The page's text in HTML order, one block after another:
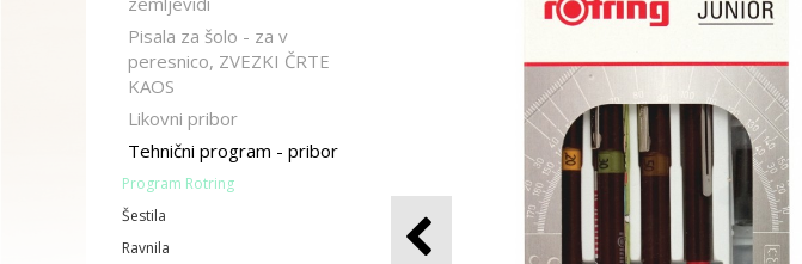
Pisala za šolo - za v
peresnico, ZVEZKI ČRTE
KAOS
Likovni pribor
Tehnični program - pribor
Program Rotring
Šestila
Ravnila